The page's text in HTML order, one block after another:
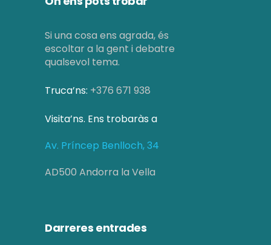
Si una cosa ens agrada, és
escoltar a la gent i debatre
qualsevol tema.
Truca’ns: +376 671 938
Visita’ns. Ens trobaràs a
Av. Príncep Benlloch, 34
AD500 Andorra la Vella
Darreres entrades